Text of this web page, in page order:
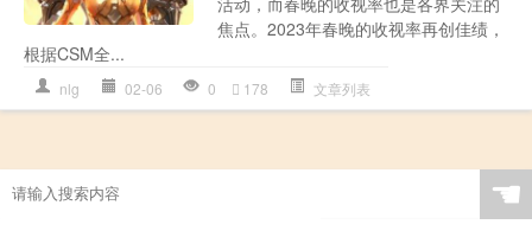
焦点。2023年春晚的收视率再创佳绩，
根据CSM全...
nlg 02-06 0 178 文章列表
☚